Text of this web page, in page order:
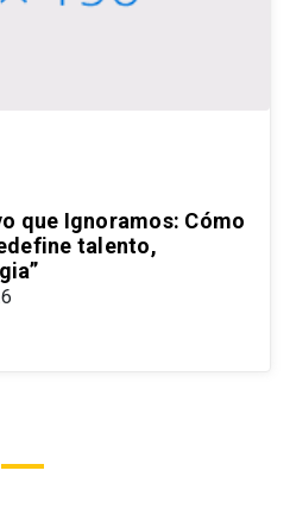
que Ignoramos: Cómo
talento,